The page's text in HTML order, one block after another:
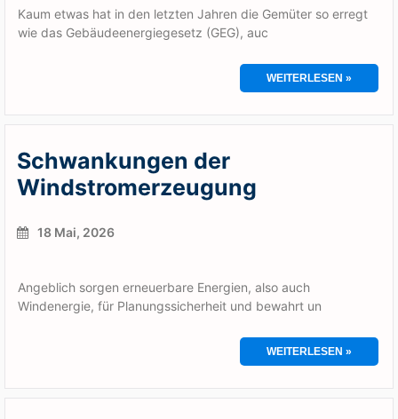
Kaum etwas hat in den letzten Jahren die Gemüter so erregt
wie das Gebäudeenergiegesetz (GEG), auc
WEITERLESEN »
Schwankungen der
Windstromerzeugung
18 Mai, 2026
Angeblich sorgen erneuerbare Energien, also auch
Windenergie, für Planungssicherheit und bewahrt un
WEITERLESEN »